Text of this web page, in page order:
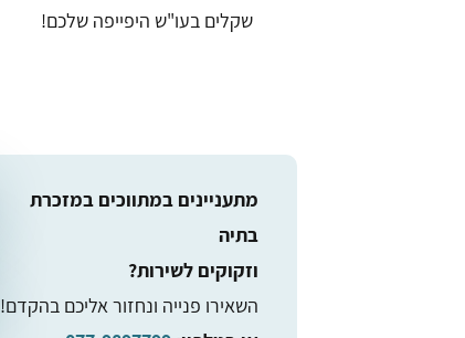
שקלים בעו"ש היפייפה שלכם!
מתעניינים במתווכים במזכרת
בתיה
וזקוקים לשירות?
השאירו פנייה ונחזור אליכם בהקדם!